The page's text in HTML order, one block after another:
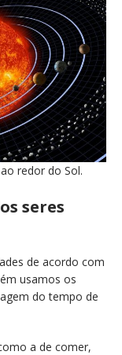
redor do Sol.
seres
de acordo com
usamos os
do tempo de
a de comer,